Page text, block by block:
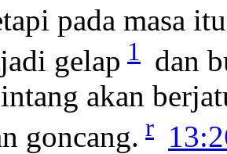
pada masa
gelap 1
dan
akan
goncang. r